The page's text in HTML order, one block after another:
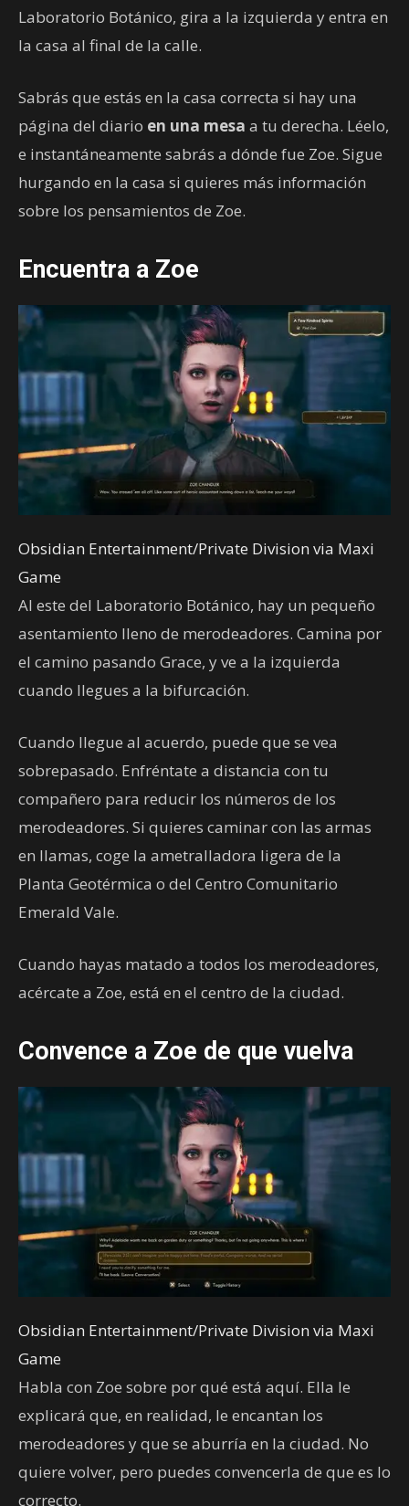
Laboratorio Botánico, gira a la izquierda y entra en
la casa al final de la calle.
Sabrás que estás en la casa correcta si hay una
página del diario en una mesa a tu derecha. Léelo,
e instantáneamente sabrás a dónde fue Zoe. Sigue
hurgando en la casa si quieres más información
sobre los pensamientos de Zoe.
Encuentra a Zoe
Obsidian Entertainment/Private Division via Maxi
Game
Al este del Laboratorio Botánico, hay un pequeño
asentamiento lleno de merodeadores. Camina por
el camino pasando Grace, y ve a la izquierda
cuando llegues a la bifurcación.
Cuando llegue al acuerdo, puede que se vea
sobrepasado. Enfréntate a distancia con tu
compañero para reducir los números de los
merodeadores. Si quieres caminar con las armas
en llamas, coge la ametralladora ligera de la
Planta Geotérmica o del Centro Comunitario
Emerald Vale.
Cuando hayas matado a todos los merodeadores,
acércate a Zoe, está en el centro de la ciudad.
Convence a Zoe de que vuelva
Obsidian Entertainment/Private Division via Maxi
Game
Habla con Zoe sobre por qué está aquí. Ella le
explicará que, en realidad, le encantan los
merodeadores y que se aburría en la ciudad. No
quiere volver, pero puedes convencerla de que es lo
correcto.